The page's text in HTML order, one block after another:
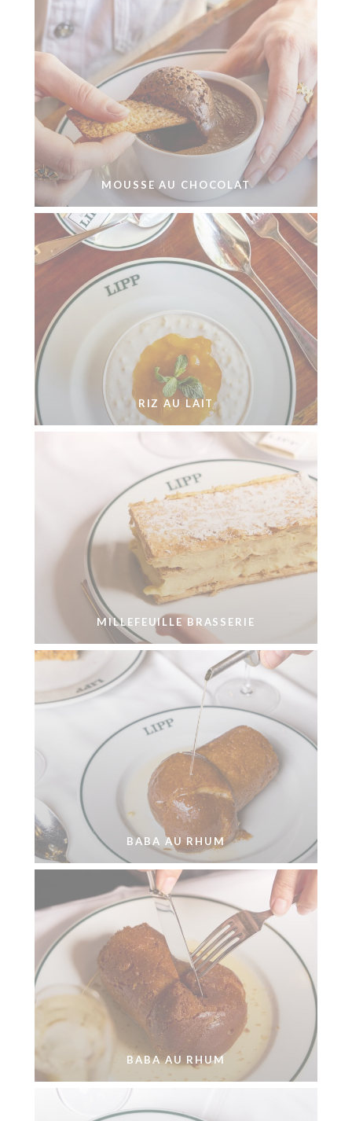
MOUSSE AU CHOCOLAT
RIZ AU LAIT
MILLEFEUILLE BRASSERIE
BABA AU RHUM
BABA AU RHUM